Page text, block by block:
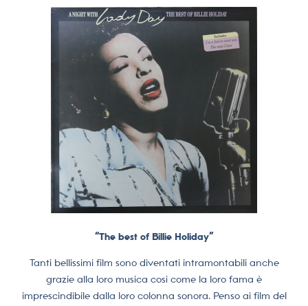
“The best of Billie Holiday”
Tanti bellissimi film sono diventati intramontabili anche
grazie alla loro musica così come la loro fama è
imprescindibile dalla loro colonna sonora. Penso ai film del